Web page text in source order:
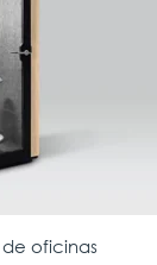
oficinas